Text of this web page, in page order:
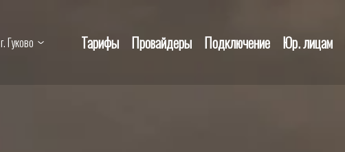
г. Гуково Тарифы Провайдеры Подключение Юр. лицам